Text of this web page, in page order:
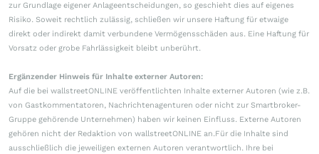
zur Grundlage eigener Anlageentscheidungen, so geschieht dies auf eigenes
Risiko. Soweit rechtlich zulässig, schließen wir unsere Haftung für etwaige
direkt oder indirekt damit verbundene Vermögensschäden aus. Eine Haftung für
Vorsatz oder grobe Fahrlässigkeit bleibt unberührt.
Ergänzender Hinweis für Inhalte externer Autoren:
Auf die bei wallstreetONLINE veröffentlichten Inhalte externer Autoren (wie z.B.
von Gastkommentatoren, Nachrichtenagenturen oder nicht zur Smartbroker-
Gruppe gehörende Unternehmen) haben wir keinen Einfluss. Externe Autoren
gehören nicht der Redaktion von wallstreetONLINE an.Für die Inhalte sind
ausschließlich die jeweiligen externen Autoren verantwortlich. Ihre bei